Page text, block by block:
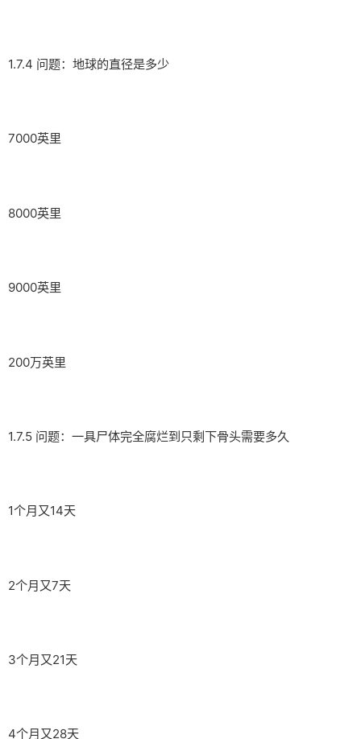
1.7.4 问题：地球的直径是多少
7000英里
8000英里
9000英里
200万英里
1.7.5 问题：一具尸体完全腐烂到只剩下骨头需要多久
1个月又14天
2个月又7天
3个月又21天
4个月又28天